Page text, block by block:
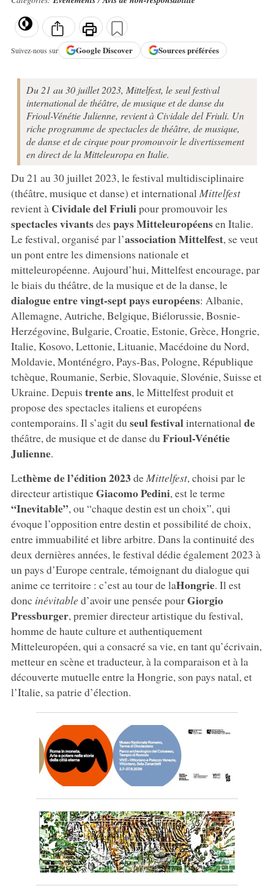
Suivez-nous sur GoogleDiscover Sources préférées
Du 21 au 30 juillet 2023, Mittelfest, le seul festival
international de théâtre, de musique et de danse du
Frioul-Vénétie Julienne, revient à Cividale del Friuli. Un
riche programme de spectacles de théâtre, de musique,
de danse et de cirque pour promouvoir le divertissement
en direct de la Mitteleuropa en Italie.
Du 21 au 30 juillet 2023, le festival multidisciplinaire
(théâtre, musique et danse) et international Mittelfest
revient à Cividale del Friulipour promouvoir les
spectacles vivantsdes pays Mitteleuropéensen Italie.
Le festival, organisé par l’association Mittelfest, se veut
un pont entre les dimensions nationale et
mitteleuropéenne. Aujourd’hui, Mittelfest encourage, par
le biais du théâtre, de la musique et de la danse, le
dialogue entre vingt-sept pays européens: Albanie,
Allemagne, Autriche, Belgique, Biélorussie, Bosnie-
Herzégovine, Bulgarie, Croatie, Estonie, Grèce, Hongrie,
Italie, Kosovo, Lettonie, Lituanie, Macédoine du Nord,
Moldavie, Monténégro, Pays-Bas, Pologne, République
tchèque, Roumanie, Serbie, Slovaquie, Slovénie, Suisse et
Ukraine. Depuis trente ans, le Mittelfest produit et
propose des spectacles italiens et européens
contemporains. Il s’agit du seul festivalinternational de
théâtre, de musique et de danse duFrioul-Vénétie
Julienne.
Lethème de l’édition 2023de Mittelfest, choisi par le
directeur artistiqueGiacomo Pedini, est le terme
“Inevitable”, ou “chaque destin est un choix”, qui
évoque l’opposition entre destin et possibilité de choix,
entre immuabilité et libre arbitre. Dans la continuité des
deux dernières années, le festival dédie également 2023 à
un pays d’Europe centrale, témoignant du dialogue qui
anime ce territoire : c’est au tour de laHongrie. Il est
donc inévitabled’avoir une pensée pourGiorgio
Pressburger, premier directeur artistique du festival,
homme de haute culture et authentiquement
Mitteleuropéen, qui a consacré sa vie, en tant qu’écrivain,
metteur en scène et traducteur, à la comparaison et à la
découverte mutuelle entre la Hongrie, son pays natal, et
l’Italie, sa patrie d’élection.